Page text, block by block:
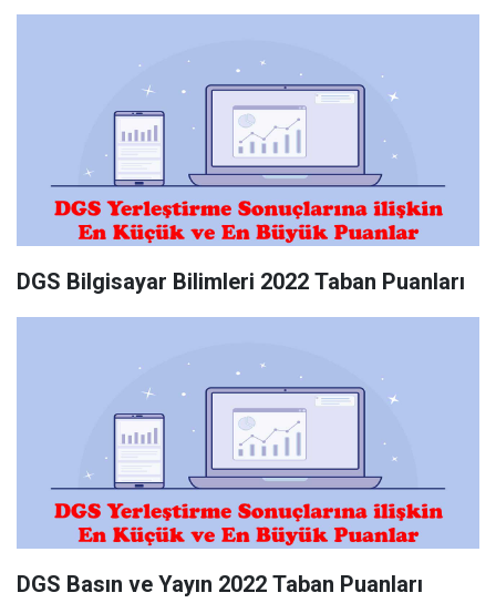
DGS Bilgisayar Bilimleri 2022 Taban Puanları
DGS Basın ve Yayın 2022 Taban Puanları